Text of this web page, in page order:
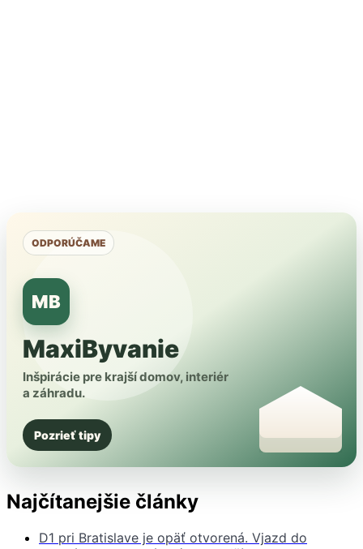
ODPORÚČAME
MB
MaxiByvanie
Inšpirácie pre krajší domov, interiér
a záhradu.
Pozrieť tipy
Najčítanejšie články
D1 pri Bratislave je opäť otvorená. Vjazd do